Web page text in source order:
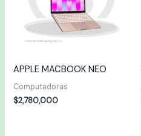
APPLE MACBOOK NEO
Computadoras
$2,780,000